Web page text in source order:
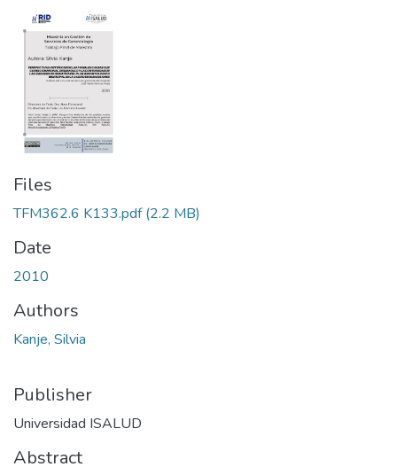
Files
TFM362.6 K133.pdf(2.2 MB)
Date
2010
Authors
Kanje, Silvia
Publisher
Universidad ISALUD
Abstract